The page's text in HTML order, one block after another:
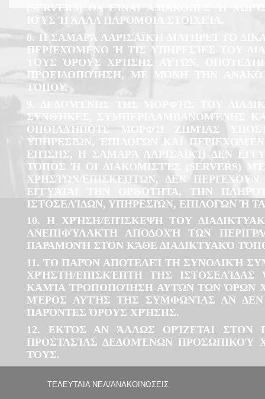
(SERVERS) ΘΑ ΕΊΝΑΙ ΑΔΙΆΚΟΠΕΣ Ή
ΙΟΎΣ Ή ΆΛΛΑ ΠΑΡΌΜΟΙΑ ΣΤΟΙΧΕΊΑ.
8. Η ΣΑΜΑΡΆ ΛΑΡΙΣΑΪΚΉ ΔΙΑΤΗΡΕΊ ΤΟ
ΠΕΡΙΕΧΌΜΕΝΟ Ή ΤΙΣ ΥΠΗΡΕΣΊΕΣ ΤΟΥ
ΤΟΥΣ ΌΡΟΥΣ ΧΡΉΣΗΣ ΑΥΤΏΝ,
ΠΡΟΕΙΔΟΠΟΊΗΣΗ, ΜΕ ΜΌΝΗ ΤΗΝ
ΤΌΠΟΥ.
9. ΔΕΔΟΜΈΝΗΣ ΤΗΣ ΜΟΡΦΉΣ ΤΟΥ
ΣΥΝΘΉΚΕΣ, ΣΥΜΠΕΡΙΛΑΜΒΑΝΟΜΈΝΗΣ
ΟΠΟΙΑΔΉΠΟΤΕ ΜΟΡΦΉ ΖΗΜΊΑΣ
ΥΠΗΡΕΣΙΏΝ, ΕΠΙΛΟΓΏΝ ΚΑΙ
ΕΠΊΣΗΣ, Η ΣΑΜΑΡΆ ΛΑΡΙΣΑΪΚΉ ΔΕΝ
ΤΌΠΟΣ Ή ΟΙ ΔΙΑΚΟΜΙΣΤΈΣ (SERVERS)
ΧΡΗΣΤΏΝ/ΕΠΙΣΚΕΠΤΏΝ, ΔΕΝ
ΕΓΓΥΆΤΑΙ ΤΗΝ ΟΡΘΌΤΗΤΑ, ΤΗΝ
ΙΣΤΟΣΕΛΊΔΩΝ, ΥΠΗΡΕΣΙΏΝ, ΕΠΙΛΟΓΏΝ Ή
10. Η ΧΡΉΣΗ/ΕΠΊΣΚΕΨΗ ΤΟΥ
ΑΝΕΠΙΦΎΛΑΚΤΗ ΑΠΟΔΟΧΉ ΤΩΝ
ΠΑΡΑΜΟΝΉ ΣΤΟΝ ΚΆΘΕ ΔΙΑΔΙΚΤΥΑΚΌ
11. ΤΟ ΠΑΡΌΝ ΑΠΟΤΕΛΕΊ ΤΗ ΣΥΝΟΛΙΚΉ
ΧΡΉΣΤΗ/ΕΠΙΣΚΈΠΤΗ ΤΗΣ ΙΣΤΟΣΕΛΊΔΑΣ
ΚΑΜΊΑ ΤΡΟΠΟΠΟΊΗΣΗ ΑΥΤΏΝ ΤΩΝ ΌΡΩΝ
ΜΈΡΟΣ ΑΥΤΉΣ ΤΗΣ ΣΥΜΦΩΝΊΑΣ ΑΝ ΔΕΝ
ΠΑΡΌΝΤΕΣ ΌΡΟΥΣ ΧΡΉΣΗΣ.
12. ΕΚΤΌΣ ΑΝ ΆΛΛΩΣ ΟΡΊΖΕΤΑΙ ΣΤΟΝ
ΠΡΟΣΤΑΣΊΑΣ ΔΕΔΟΜΈΝΩΝ ΠΡΟΣΩΠΙΚΟΎ
ΤΟΥΣ.
ΤΕΛΕΥΤΑΙΑ ΝΕΑ/ΑΝΑΚΟΙΝΩΣΕΙΣ